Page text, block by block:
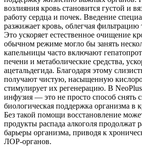
возлияния кровь становится густой и
работу сердца и почек. Введение
разжижает кровь, облегчая
Это ускоряет естественное очищение
обычном режиме могло бы занять
капельницы часто включают
печени и метаболические средства,
ацетальдегида. Благодаря этому
получают чистую, насыщенную
стимулирует их регенерацию. В
инфузия — это не просто способ снять
биологическая поддержка организма в
Без такой помощи восстановление
продукты распада алкоголя продолжат
барьеры организма, приводя к
ЛОР-органов.